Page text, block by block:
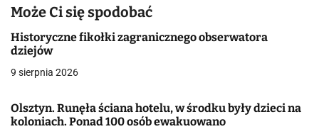
a
c
j
w
Może Ci się spodobać
Historyczne fikołki zagranicznego obserwatora
dziejów
9 sierpnia 2026
Olsztyn. Runęła ściana hotelu, w środku były dzieci na
koloniach. Ponad 100 osób ewakuowano